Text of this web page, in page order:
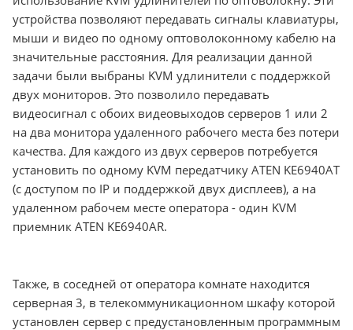
устройства позволяют передавать сигналы клавиатуры,
мыши и видео по одному оптоволоконному кабелю на
значительные расстояния. Для реализации данной
задачи были выбраны KVM удлинители с поддержкой
двух мониторов. Это позволило передавать
видеосигнал с обоих видеовыходов серверов 1 или 2
на два монитора удаленного рабочего места без потери
качества. Для каждого из двух серверов потребуется
установить по одному KVM передатчику ATEN KE6940AT
(с доступом по IP и поддержкой двух дисплеев), а на
удаленном рабочем месте оператора - один KVM
приемник ATEN KE6940AR.
Также, в соседней от оператора комнате находится
серверная 3, в телекоммуникационном шкафу которой
установлен сервер с предустановленным программным